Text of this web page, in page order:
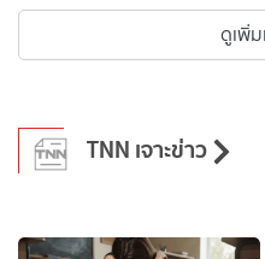
ดูเพิ่
TNN เจาะข่าว